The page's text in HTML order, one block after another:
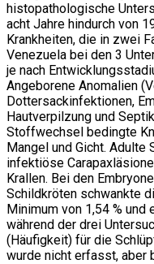
histopathologische
acht Jahre hindurch von
Krankheiten, die in zwei
Venezuela bei den 3
je nach
Angeborene Anomalien
Dottersackinfektionen,
Hautverpilzung und
Stoffwechsel bedingte
Mangel und Gicht. Adulte
infektiöse
Krallen. Bei den
Schildkröten schwankte
Minimum von 1,54 % und
während der drei
(Häufigkeit) für die
wurde nicht erfasst, aber